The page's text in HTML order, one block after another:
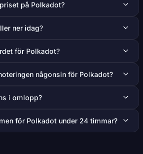
på Polkadot?
ner idag?
för Polkadot?
någonsin för Polkadot?
i omlopp?
för Polkadot under 24 timmar?